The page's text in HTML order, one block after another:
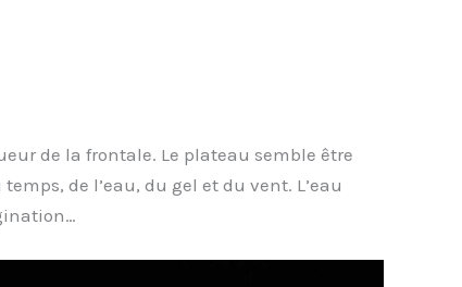
de la frontale. Le plateau semble être
de l’eau, du gel et du vent. L’eau